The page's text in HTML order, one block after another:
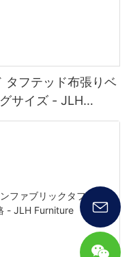
フテッド布張りベ
サイズ - JLH